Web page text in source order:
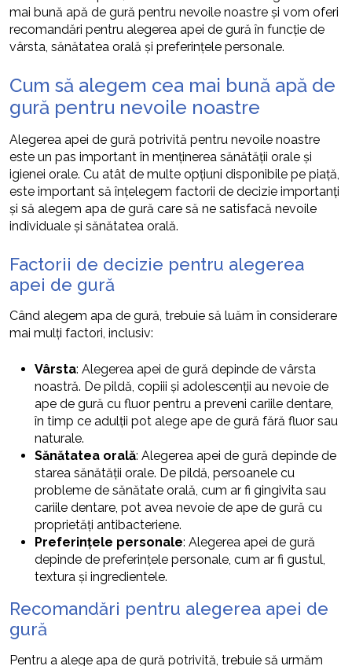
mai bună apă de gură pentru nevoile noastre și vom oferi
recomandări pentru alegerea apei de gură în funcție de
vârsta, sănătatea orală și preferințele personale.
Cum să alegem cea mai bună apă de
gură pentru nevoile noastre
Alegerea apei de gură potrivită pentru nevoile noastre
este un pas important în menținerea sănătății orale și
igienei orale. Cu atât de multe opțiuni disponibile pe piață,
este important să înțelegem factorii de decizie importanți
și să alegem apa de gură care să ne satisfacă nevoile
individuale și sănătatea orală.
Factorii de decizie pentru alegerea
apei de gură
Când alegem apa de gură, trebuie să luăm în considerare
mai mulți factori, inclusiv:
Vârsta: Alegerea apei de gură depinde de vârsta
noastră. De pildă, copiii și adolescenții au nevoie de
ape de gură cu fluor pentru a preveni cariile dentare,
în timp ce adulții pot alege ape de gură fără fluor sau
naturale.
Sănătatea orală: Alegerea apei de gură depinde de
starea sănătății orale. De pildă, persoanele cu
probleme de sănătate orală, cum ar fi gingivita sau
cariile dentare, pot avea nevoie de ape de gură cu
proprietăți antibacteriene.
Preferințele personale: Alegerea apei de gură
depinde de preferințele personale, cum ar fi gustul,
textura și ingredientele.
Recomandări pentru alegerea apei de
gură
Pentru a alege apa de gură potrivită, trebuie să urmăm